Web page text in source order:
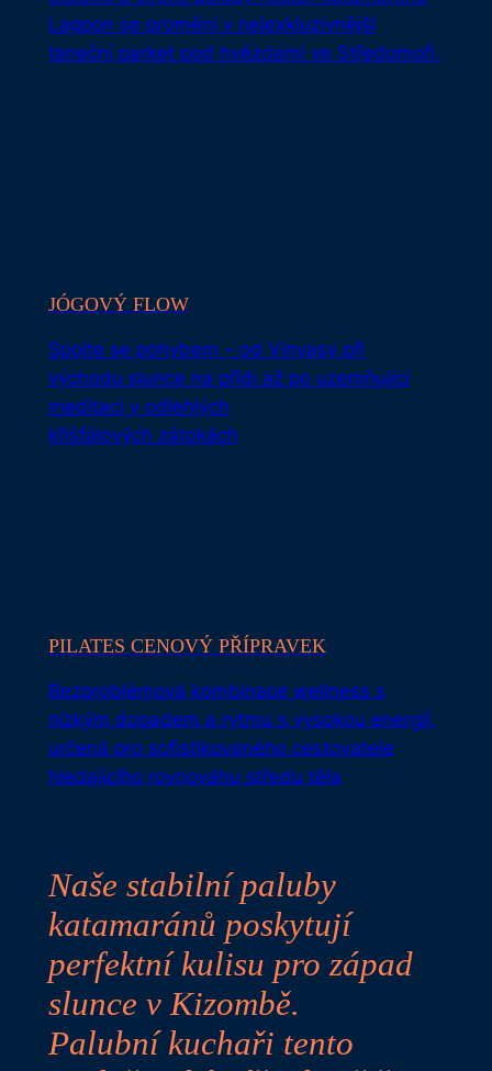
Lagoon se promění v nejexkluzivnější
taneční parket pod hvězdami ve Středomoří.
JÓGOVÝ FLOW
Spojte se pohybem – od Vinyasy při
východu slunce na přídi až po uzemňující
meditaci v odlehlých
křišťálových zátokách
PILATES CENOVÝ PŘÍPRAVEK
Bezproblémová kombinace wellness s
nízkým dopadem a rytmu s vysokou energií,
určená pro sofistikovaného cestovatele
hledajícího rovnováhu středu těla
Naše stabilní paluby
katamaránů poskytují
perfektní kulisu pro západ
slunce v Kizombě.
Palubní kuchaři tento